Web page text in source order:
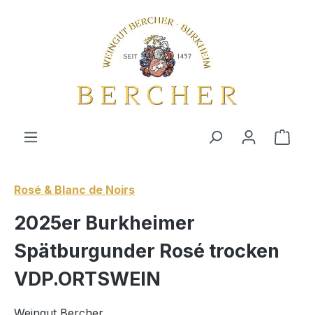
Zum Hauptinhalt springen
Rosé & Blanc de Noirs
2025er Burkheimer
Spätburgunder Rosé trocken
VDP.ORTSWEIN